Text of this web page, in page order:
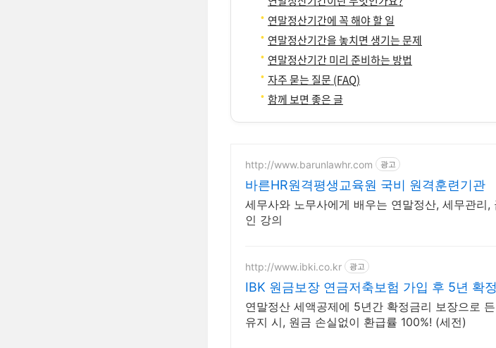
연말정산기간에 꼭 해야 할 일
연말정산기간을 놓치면 생기는 문제
연말정산기간 미리 준비하는 방법
자주 묻는 질문 (FAQ)
함께 보면 좋은 글
http://www.barunlawhr.com 광고
바른HR원격평생교육원 국비 원격훈련기관
세무사와 노무사에게 배우는 연말정산, 세무관리
인 강의
http://www.ibki.co.kr 광고
IBK 원금보장 연금저축보험 가입 후 5년 확
연말정산 세액공제에 5년간 확정금리 보장으로
유지 시, 원금 손실없이 환급률 100%! (세전)